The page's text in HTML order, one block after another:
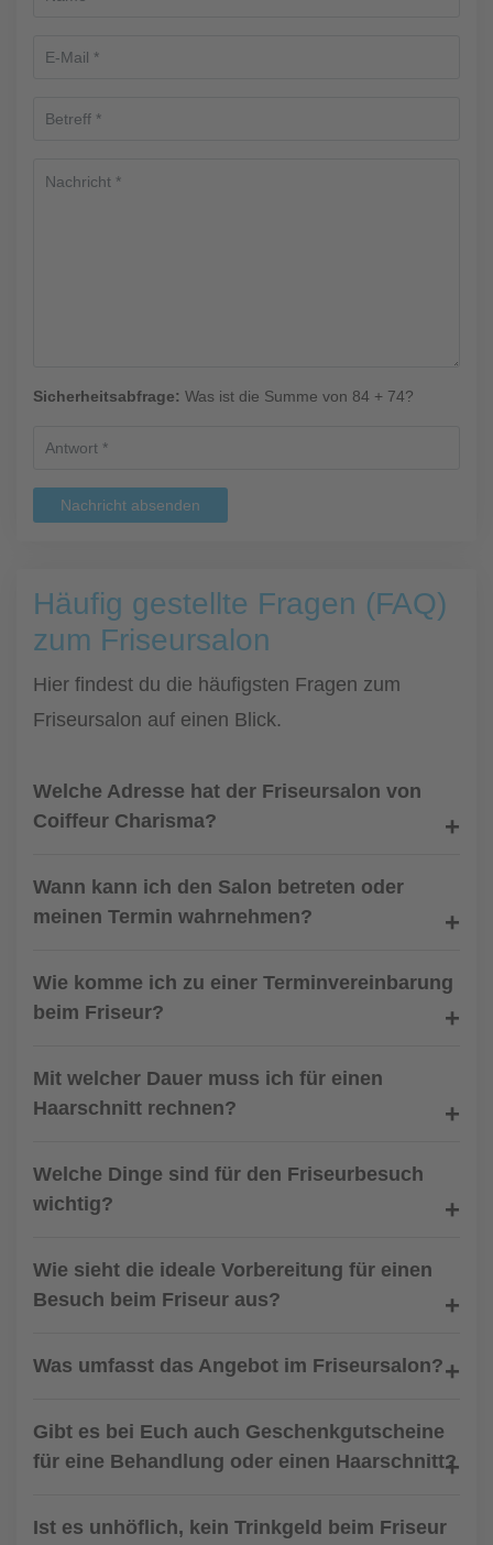
Sicherheitsabfrage: Was ist die Summe von 84 + 74?
Nachricht absenden
Häufig gestellte Fragen (FAQ)
zum Friseursalon
Hier findest du die häufigsten Fragen zum
Friseursalon auf einen Blick.
Welche Adresse hat der Friseursalon von
Coiffeur Charisma?
Wann kann ich den Salon betreten oder
meinen Termin wahrnehmen?
Wie komme ich zu einer Terminvereinbarung
beim Friseur?
Mit welcher Dauer muss ich für einen
Haarschnitt rechnen?
Welche Dinge sind für den Friseurbesuch
wichtig?
Wie sieht die ideale Vorbereitung für einen
Besuch beim Friseur aus?
Was umfasst das Angebot im Friseursalon?
Gibt es bei Euch auch Geschenkgutscheine
für eine Behandlung oder einen Haarschnitt?
Ist es unhöflich, kein Trinkgeld beim Friseur